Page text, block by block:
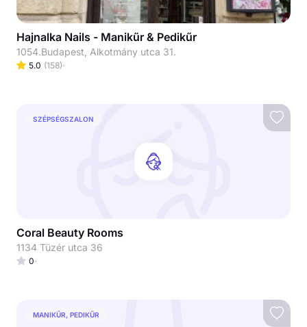
Hajnalka Nails - Manikűr & Pedikűr
1054.Budapest, Alkotmány utca 31.
5.0 (158)
SZÉPSÉGSZALON
Coral Beauty Rooms
1134 Tüzér utca 36
0
MANIKŰR, PEDIKŰR